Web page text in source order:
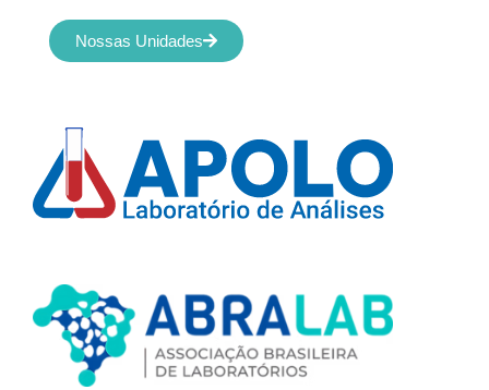
Nossas Unidades